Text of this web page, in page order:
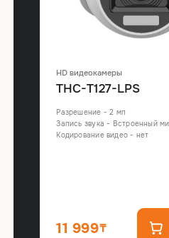
HD видеокамеры
THC-T127-LPS
Разрешение - 2 мп
Запись звука - Встроенный
Кодирование видео - нет
11 999